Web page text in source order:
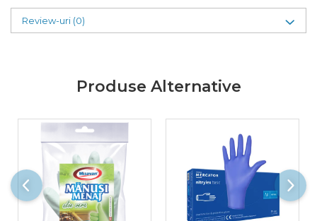
Review-uri (0)
Produse Alternative